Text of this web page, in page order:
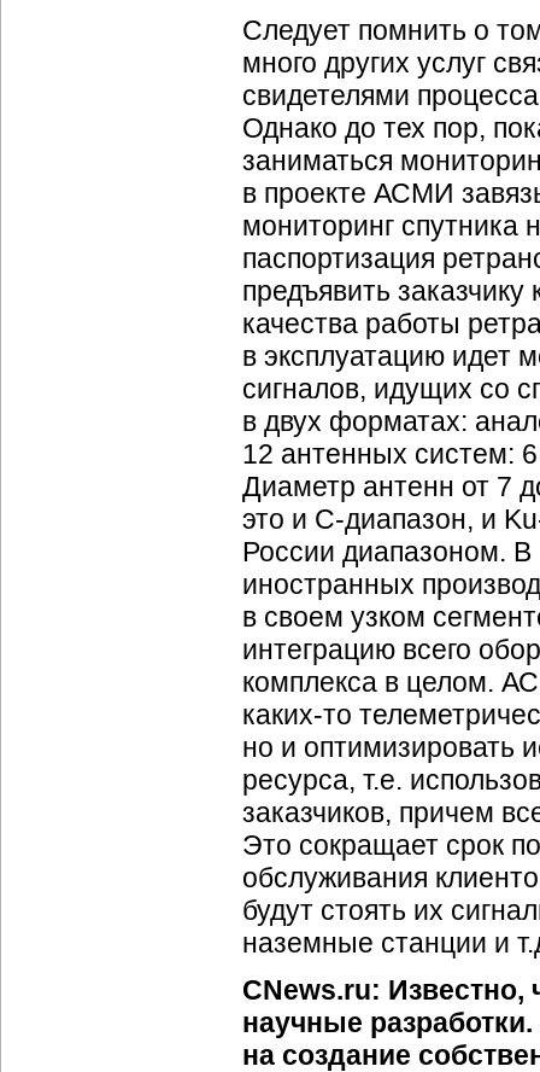
Следует помнить о
много других услуг
свидетелями
Однако до тех пор,
заниматься
в проекте АСМИ
мониторинг спутника
паспортизация
предъявить
качества работы
в эксплуатацию идет
сигналов, идущих со
в двух форматах:
12 антенных систем:
Диаметр антенн от 7
это и С-диапазон, и
России диапазоном. В
иностранных
в своем узком
интеграцию всего
комплекса в целом.
каких-то
но и оптимизировать
ресурса, т.е.
заказчиков, причем
Это сокращает срок
обслуживания
будут стоять их
наземные станции и
CNews.ru: Известно,
научные
на создание